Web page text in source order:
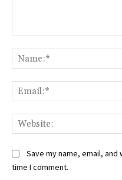
Save my name, email,
time I comment.